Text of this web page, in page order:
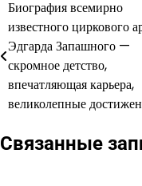
Навигация
по
записям
Биография всемирно
известного циркового
Эдгарда Запашного —
скромное детство,
впечатляющая карьера,
великолепные
Связанные